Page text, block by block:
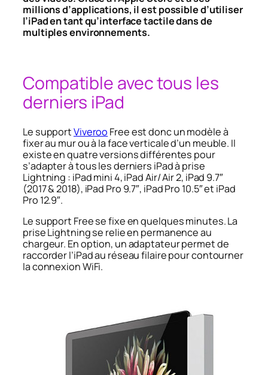
millions d’applications, il est possible d’utiliser
l’iPad en tant qu’interface tactile dans de
multiples environnements.
Compatible avec tous les
derniers iPad
Le supportViveroo Free est donc un modèle à
fixer au mur ou à la face verticale d’un meuble. Il
existe en quatre versions différentes pour
s’adapter à tous les derniers iPad à prise
Lightning : iPad mini 4, iPad Air/ Air 2, iPad 9.7″
(2017 & 2018), iPad Pro 9.7″, iPad Pro 10.5″ et iPad
Pro 12.9″.
Le support Free se fixe en quelques minutes. La
prise Lightning se relie en permanence au
chargeur. En option, un adaptateur permet de
raccorder l’iPad au réseau filaire pour contourner
la connexion WiFi.